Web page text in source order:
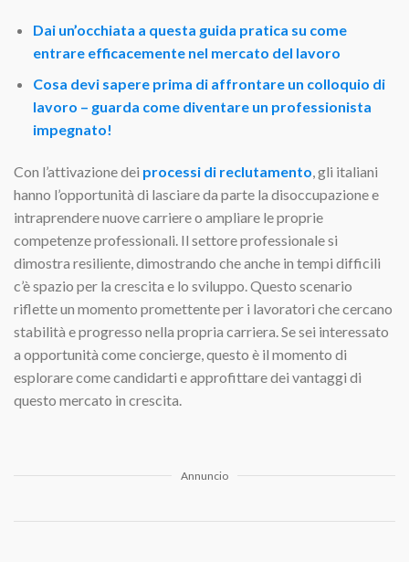
Dai un’occhiata a questa guida pratica su come
entrare efficacemente nel mercato del lavoro
Cosa devi sapere prima di affrontare un colloquio di
lavoro – guarda come diventare un professionista
impegnato!
Con l’attivazione dei processi di reclutamento, gli italiani
hanno l’opportunità di lasciare da parte la disoccupazione e
intraprendere nuove carriere o ampliare le proprie
competenze professionali. Il settore professionale si
dimostra resiliente, dimostrando che anche in tempi difficili
c’è spazio per la crescita e lo sviluppo. Questo scenario
riflette un momento promettente per i lavoratori che cercano
stabilità e progresso nella propria carriera. Se sei interessato
a opportunità come concierge, questo è il momento di
esplorare come candidarti e approfittare dei vantaggi di
questo mercato in crescita.
Annuncio